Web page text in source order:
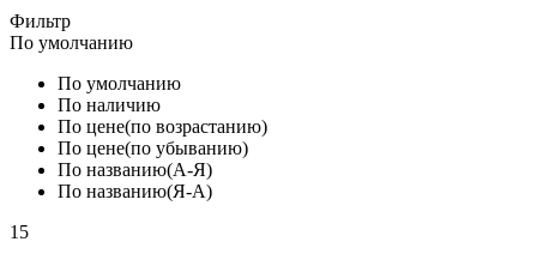
Фильтр
По умолчанию
По умолчанию
По наличию
По цене(по возрастанию)
По цене(по убыванию)
По названию(А-Я)
По названию(Я-А)
15